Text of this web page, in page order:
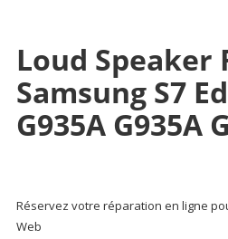
Loud Speaker
Samsung S7
G935A G935A
Réservez votre réparation en ligne
Web